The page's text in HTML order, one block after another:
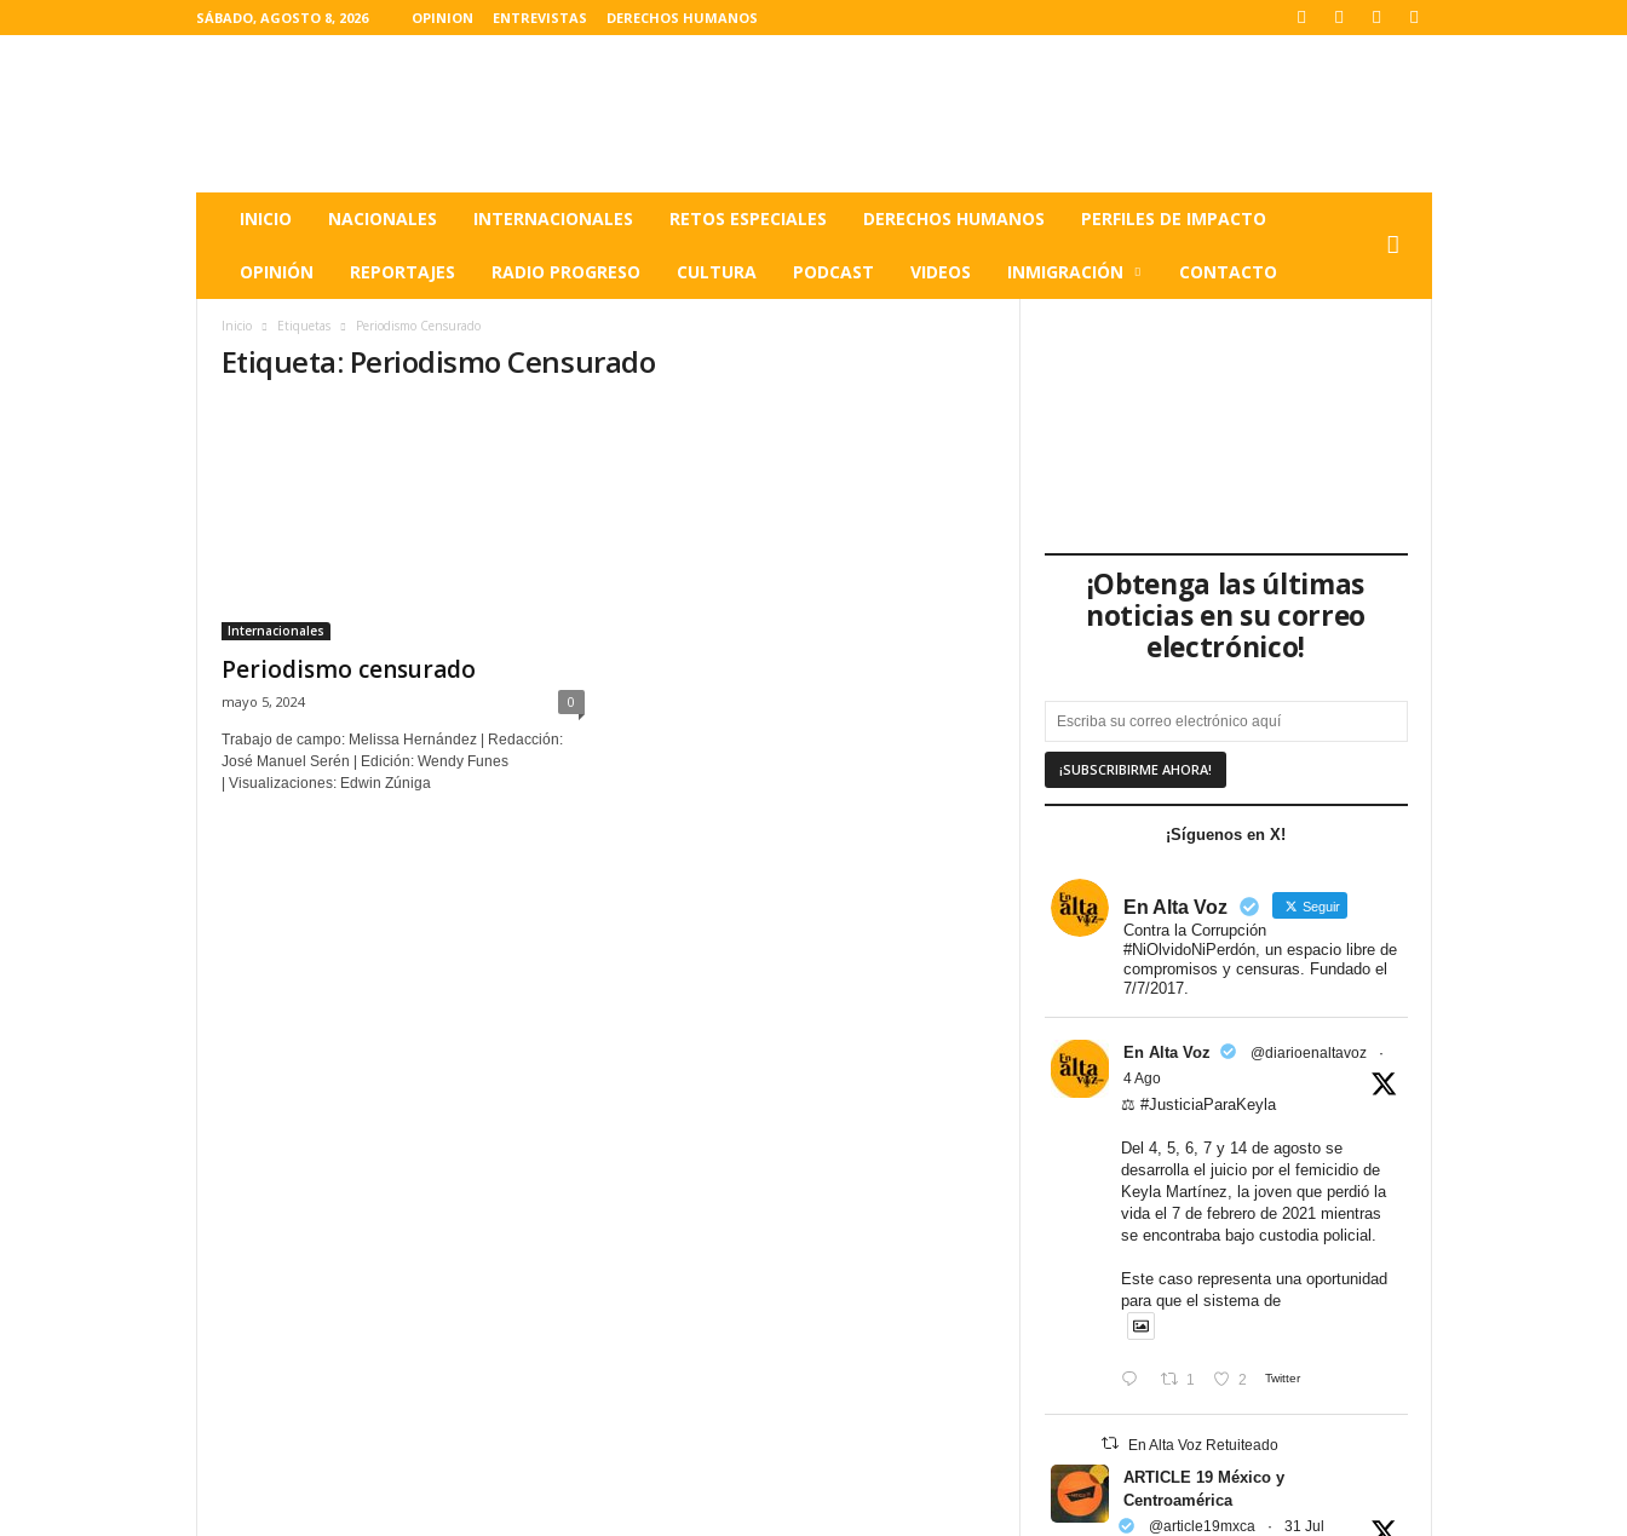
SÁBADO, AGOSTO 8, 2026 OPINION ENTREVISTAS DERECHOS HUMANOS
INICIO NACIONALES INTERNACIONALES RETOS ESPECIALES DERECHOS HUMANOS PERFILES DE IMPACTO
OPINIÓN REPORTAJES RADIO PROGRESO CULTURA PODCAST VIDEOS INMIGRACIÓN CONTACTO
Inicio Etiquetas Periodismo Censurado
Etiqueta: Periodismo Censurado
Internacionales
Periodismo censurado
mayo 5, 2024 0
Trabajo de campo: Melissa Hernández | Redacción:
José Manuel Serén | Edición: Wendy Funes
| Visualizaciones: Edwin Zúniga
¡Obtenga las últimas
noticias en su correo
electrónico!
¡Síguenos en X!
En Alta Voz Seguir
Contra la Corrupción
#NiOlvidoNiPerdón, un espacio libre de
compromisos y censuras. Fundado el
7/7/2017.
En Alta Voz @diarioenaltavoz
·
4 Ago
⚖️ #JusticiaParaKeyla
Del 4, 5, 6, 7 y 14 de agosto se
desarrolla el juicio por el femicidio de
Keyla Martínez, la joven que perdió la
vida el 7 de febrero de 2021 mientras
se encontraba bajo custodia policial.
Este caso representa una oportunidad
para que el sistema de
1 2 Twitter
En Alta Voz Retuiteado
ARTICLE 19 México y
Centroamérica
@article19mxca · 31 Jul